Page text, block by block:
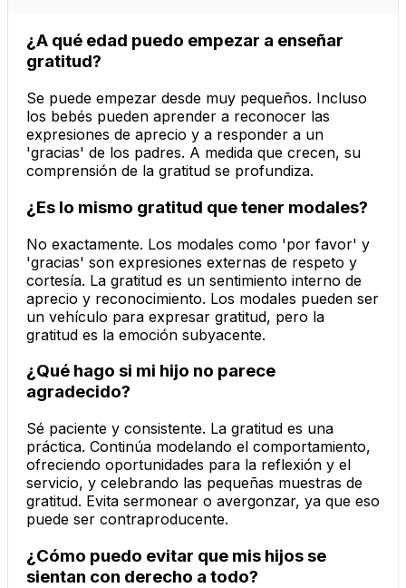
¿A qué edad puedo empezar a enseñar
gratitud?
Se puede empezar desde muy pequeños. Incluso
los bebés pueden aprender a reconocer las
expresiones de aprecio y a responder a un
'gracias' de los padres. A medida que crecen, su
comprensión de la gratitud se profundiza.
¿Es lo mismo gratitud que tener modales?
No exactamente. Los modales como 'por favor' y
'gracias' son expresiones externas de respeto y
cortesía. La gratitud es un sentimiento interno de
aprecio y reconocimiento. Los modales pueden ser
un vehículo para expresar gratitud, pero la
gratitud es la emoción subyacente.
¿Qué hago si mi hijo no parece
agradecido?
Sé paciente y consistente. La gratitud es una
práctica. Continúa modelando el comportamiento,
ofreciendo oportunidades para la reflexión y el
servicio, y celebrando las pequeñas muestras de
gratitud. Evita sermonear o avergonzar, ya que eso
puede ser contraproducente.
¿Cómo puedo evitar que mis hijos se
sientan con derecho a todo?